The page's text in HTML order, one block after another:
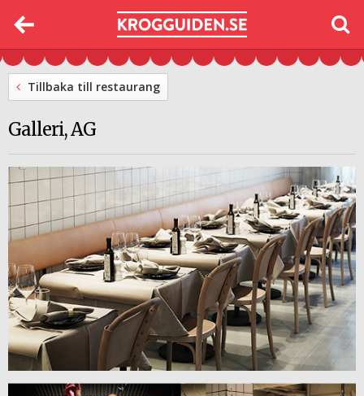
Tillbaka till restaurang
Galleri, AG